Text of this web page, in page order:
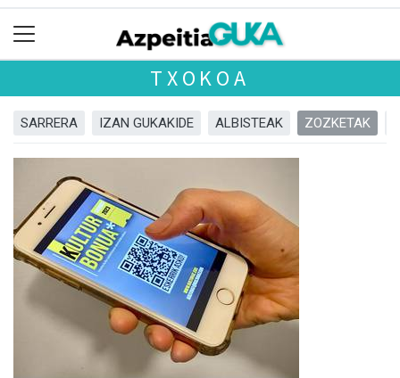
TXOKOA
SARRERA IZAN GUKAKIDE ALBISTEAK ZOZKETAK